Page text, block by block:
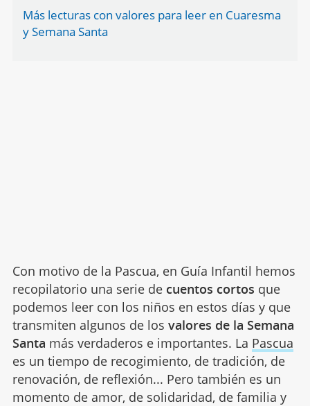
Más lecturas con valores para leer en Cuaresma
y Semana Santa
Con motivo de la Pascua, en Guía Infantil hemos
recopilatorio una serie de cuentos cortos que
podemos leer con los niños en estos días y que
transmiten algunos de los valores de la Semana
Santa más verdaderos e importantes. La Pascua
es un tiempo de recogimiento, de tradición, de
renovación, de reflexión... Pero también es un
momento de amor, de solidaridad, de familia y